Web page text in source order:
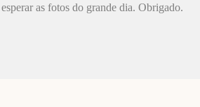
as fotos do grande dia. Obrigado.